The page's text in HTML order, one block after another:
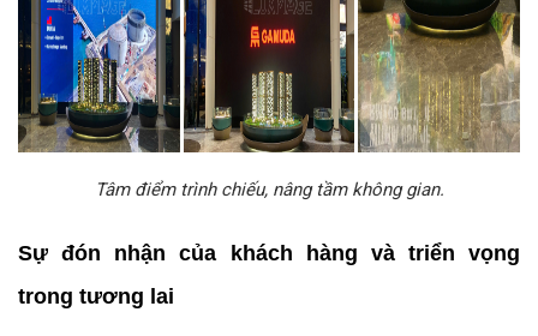
Tâm điểm trình chiếu, nâng tầm không gian.
Sự đón nhận của khách hàng và triển vọng
trong tương lai